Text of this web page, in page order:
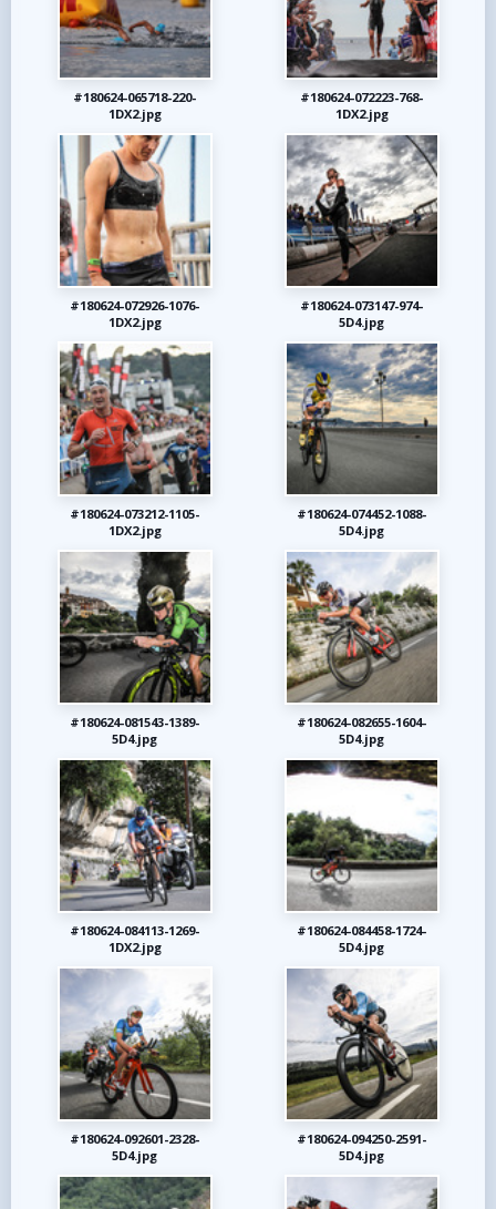
#180624-065718-220-
1DX2.jpg
#180624-072223-768-
1DX2.jpg
#180624-072926-1076-
1DX2.jpg
#180624-073147-974-
5D4.jpg
#180624-073212-1105-
1DX2.jpg
#180624-074452-1088-
5D4.jpg
#180624-081543-1389-
5D4.jpg
#180624-082655-1604-
5D4.jpg
#180624-084113-1269-
1DX2.jpg
#180624-084458-1724-
5D4.jpg
#180624-092601-2328-
5D4.jpg
#180624-094250-2591-
5D4.jpg